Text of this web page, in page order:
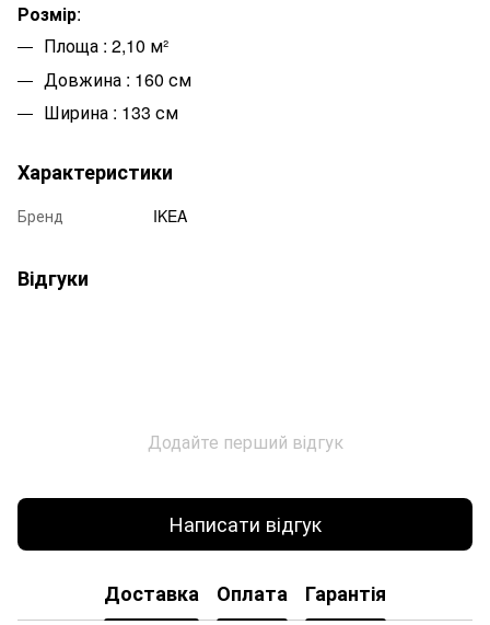
Розмір:
Площа : 2,10 м²
Довжина : 160 см
Ширина : 133 см
Характеристики
Бренд IKEA
Відгуки
Додайте перший відгук
Написати відгук
Доставка Оплата Гарантія